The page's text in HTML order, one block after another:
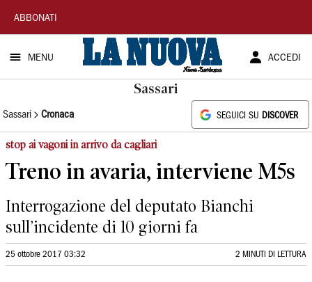
La
Nuova
Sardegna
ABBONATI
MENU ACCEDI
Sassari
Sassari Cronaca SEGUICI SU DISCOVER
stop ai vagoni in arrivo da cagliari
Treno in avaria, interviene M5s
Interrogazione del deputato Bianchi
sull’incidente di 10 giorni fa
25 ottobre 2017 03:32 2 MINUTI DI LETTURA